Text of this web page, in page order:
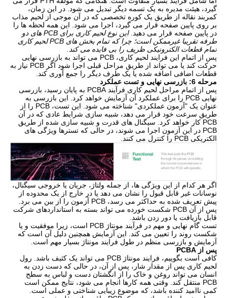
گیرد، هیئت مدیره به یک تسمه دیگر تبدیل می شود. در این زمان،
کمربند نقاله از طریق یک کوره تخصصی که در آن موجی از لحیم مذاب
بر روی پایین صفحه قرار می گیرد، اجرا می شود. این همه لحظه ها را
در پایین صفحه قرار می دهید.
این نوع لحیم کاری برای PCB های دو
طرفه تقریبا غیرممکن است؛ چرا که تمام بخش های PCB لحیم کاری
تمام قطعات الکترونیکی ظریف را بی فایده می کند.
پس از اتمام این فرایند لحیم کاری، PCB می تواند به بازرسی نهایی
حرکت کند یا می تواند از طریق مراحل قبلی اجرا شود اگر PCB نیاز به
قطعات اضافی اضافه شده یا یک طرف دیگر را جمع آوری کند.
مرحله 6: بازرسی نهایی و تست عملکرد
پس از اتمام مراحل لحیم کاری فرآیند PCBA به پایان رسید، بازرسی
نهایی PCB را برای عملکرد آن آزمایش خواهد کرد. این بازرسی به
عنوان یک "آزمون عملکردی" شناخته می شود. این تست، PCB را از
طریق سرعت خود قرار می دهد، شبیه سازی شرایط عادی که در آن
PCB کار خواهد کرد. سیگنال های قدرت و شبیه سازی شده از طریق
PCB در این آزمون اجرا می شوند، در حالی که تسترها ویژگی های
الکتریکی PCB را کنترل می کنند.
اگر هر کدام از این ویژگی ها، از جمله ولتاژ، جریان یا خروجی سیگنال،
نوسانات غیر قابل قبول را نشان می دهد یا در خارج از یک محدوده از
پیش تعریف شده به حداکثر می رسد، PCB آزمون را از بین می برد.
پس از آن PCB شکست خورده می تواند بسته به استانداردهای شرکت
قابل بازیافت یا دور زدن باشد.
تست گام نهایی و مهم در فرآیند مونتاژ PCB است، زیرا موفقیت و یا
شکست روند را تعیین می کند. این آزمایش همچنین دلیل آن است که
آزمایش و بازرسی منظم در طول فرایند مونتاژ بسیار مهم است.
پس از PCBA
کافی است بگوییم، فرایند مونتاژ PCB می تواند یک کثیف باشد. رول
لحیم کاری پس از مقدار شار، پس از آن، در حالی که دست زدن به
انسان می تواند روغن و خاک را از انگشتان دست و لباس به سطح
PCB منتقل کند. وقتی همه کارها انجام می شود، نتایج ممکن است
کمی ناامید کننده باشد، که موضوع زیبایی شناختی و عملی است.